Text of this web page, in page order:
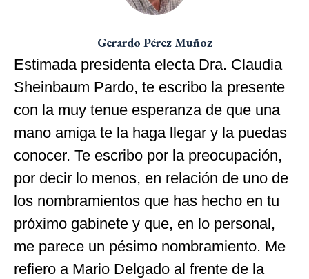
Gerardo Pérez Muñoz
Estimada presidenta electa Dra. Claudia
Sheinbaum Pardo, te escribo la presente
con la muy tenue esperanza de que una
mano amiga te la haga llegar y la puedas
conocer. Te escribo por la preocupación,
por decir lo menos, en relación de uno de
los nombramientos que has hecho en tu
próximo gabinete y que, en lo personal,
me parece un pésimo nombramiento. Me
refiero a Mario Delgado al frente de la